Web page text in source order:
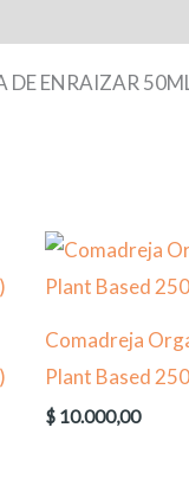
DE ENRAIZAR
Comadreja
Plant Based
$ 10.000,00